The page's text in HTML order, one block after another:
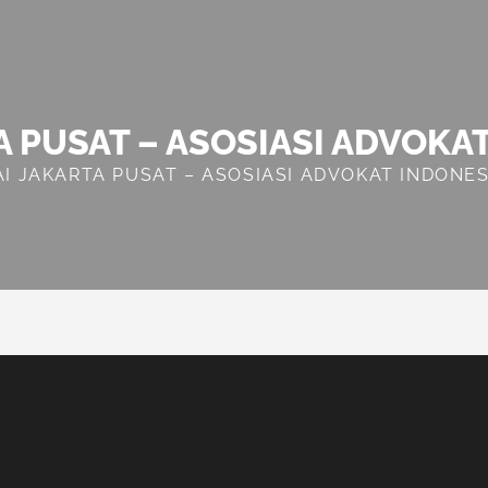
PUSAT – ASOSIASI
JAKARTA PUSAT – ASOSIASI ADVOKAT